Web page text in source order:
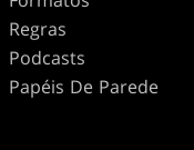
Regras
Podcasts
Papéis De Parede